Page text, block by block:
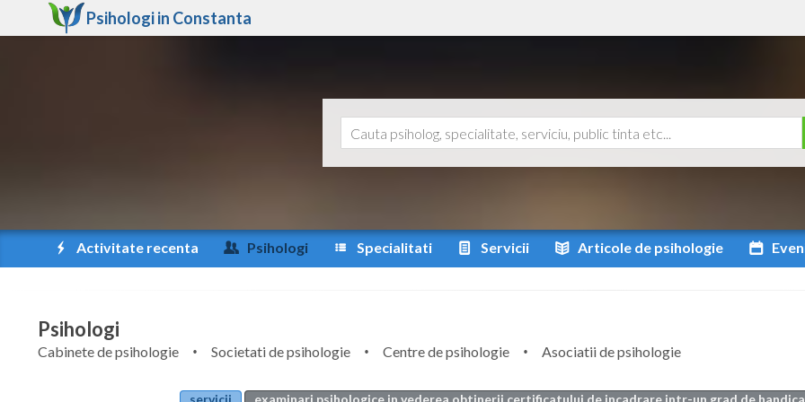
Psihologi in Constanta
Activitate recenta Psihologi Specialitati Servicii Articole de psihologie
Psihologi
Cabinete de psihologie Societati de psihologie Centre de psihologie
Asociatii de psihologie
servicii examinari psihologice in vederea obtinerii certificatului de incadrare intr-un grad de